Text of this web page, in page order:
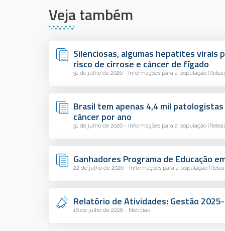
Veja também
Silenciosas, algumas hepatites virais
risco de cirrose e câncer de fígado
31 de julho de 2026 - Informações para a população
Brasil tem apenas 4,4 mil
câncer por ano
31 de julho de 2026 - Informações para a população
Ganhadores Programa de Educação
22 de julho de 2026 - Informações para a população
Relatório de Atividades: Gestão
16 de julho de 2026 - Notícias